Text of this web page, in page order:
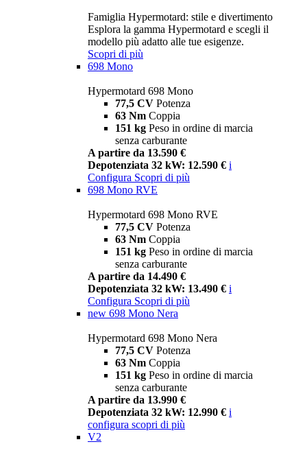
Famiglia Hypermotard: stile e divertimento
Esplora la gamma Hypermotard e scegli il
modello più adatto alle tue esigenze.
Scopri di più
698 Mono
Hypermotard 698 Mono
77,5 CV Potenza
63 Nm Coppia
151 kg Peso in ordine di marcia
senza carburante
A partire da 13.590 €
Depotenziata 32 kW: 12.590 € i
Configura Scopri di più
698 Mono RVE
Hypermotard 698 Mono RVE
77,5 CV Potenza
63 Nm Coppia
151 kg Peso in ordine di marcia
senza carburante
A partire da 14.490 €
Depotenziata 32 kW: 13.490 € i
Configura Scopri di più
new 698 Mono Nera
Hypermotard 698 Mono Nera
77,5 CV Potenza
63 Nm Coppia
151 kg Peso in ordine di marcia
senza carburante
A partire da 13.990 €
Depotenziata 32 kW: 12.990 € i
configura scopri di più
V2